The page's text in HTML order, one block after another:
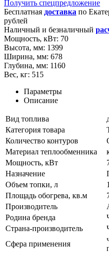
Получить спецпредложение
Бесплатная доставка по
рублей
Наличный и безналичный
Мощность, кВт: 70
Высота, мм: 1399
Ширина, мм: 678
Глубина, мм: 1160
Вес, кг: 515
Параметры
Описание
Вид топлива
Категория товара
Количество контуров
Материал теплообменника
Мощность, кВт
Назначение
Объем топки, л
Площадь обогрева, кв.м
Производитель
Родина бренда
Страна-производитель
Сфера применения